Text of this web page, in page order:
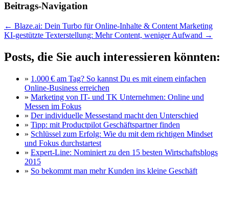
Beitrags-Navigation
← Blaze.ai: Dein Turbo für Online-Inhalte & Content Marketing
KI-gestützte Texterstellung: Mehr Content, weniger Aufwand →
Posts, die Sie auch interessieren könnten:
» 1.000 € am Tag? So kannst Du es mit einem einfachen
Online-Business erreichen
» Marketing von IT- und TK Unternehmen: Online und
Messen im Fokus
» Der individuelle Messestand macht den Unterschied
» Tipp: mit Productpilot Geschäftspartner finden
» Schlüssel zum Erfolg: Wie du mit dem richtigen Mindset
und Fokus durchstartest
» Expert-Line: Nominiert zu den 15 besten Wirtschaftsblogs
2015
» So bekommt man mehr Kunden ins kleine Geschäft